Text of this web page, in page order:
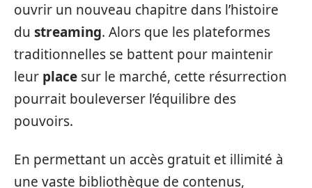
ouvrir un nouveau chapitre dans l’histoire
du streaming. Alors que les plateformes
traditionnelles se battent pour maintenir
leur place sur le marché, cette résurrection
pourrait bouleverser l’équilibre des
pouvoirs.
En permettant un accès gratuit et illimité à
une vaste bibliothèque de contenus,